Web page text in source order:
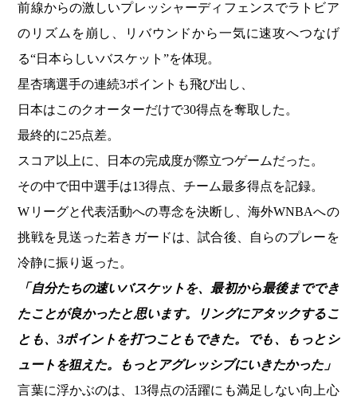
前線からの激しいプレッシャーディフェンスでラトビア
のリズムを崩し、リバウンドから一気に速攻へつなげ
る“日本らしいバスケット”を体現。
星杏璃選手の連続3ポイントも飛び出し、
日本はこのクオーターだけで30得点を奪取した。
最終的に25点差。
スコア以上に、日本の完成度が際立つゲームだった。
その中で田中選手は13得点、チーム最多得点を記録。
Wリーグと代表活動への専念を決断し、海外WNBAへの
挑戦を見送った若きガードは、試合後、自らのプレーを
冷静に振り返った。
「自分たちの速いバスケットを、最初から最後まででき
たことが良かったと思います。リングにアタックするこ
とも、3ポイントを打つこともできた。でも、もっとシ
ュートを狙えた。もっとアグレッシブにいきたかった」
言葉に浮かぶのは、13得点の活躍にも満足しない向上心